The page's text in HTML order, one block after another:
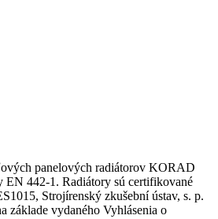
panelových radiátorov KORAD
EN 442-1. Radiátory sú certifikované
Strojírenský zkušební ústav, s. p.
základe vydaného Vyhlásenia o